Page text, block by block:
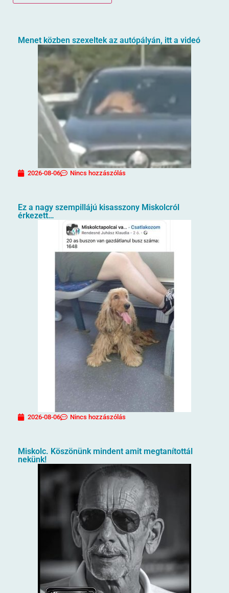
Menet közben szexeltek az autópályán, itt a videó
2026-08-06 Nincs hozzászólás
Ez a nagy szempillájú kisasszony Miskolcról
érkezett…
2026-08-06 Nincs hozzászólás
Miskolc. Köszönünk mindent amit megtanítottál
nekünk!